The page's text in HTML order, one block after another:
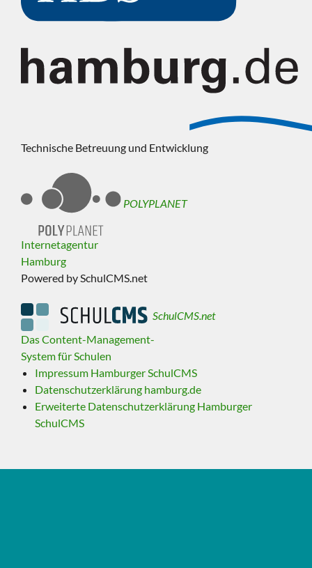
Technische Betreuung und Entwicklung
POLYPLANET
Internetagentur
Hamburg
Powered by SchulCMS.net
SchulCMS.net
Das Content-Management-
System für Schulen
Impressum Hamburger SchulCMS
Datenschutzerklärung hamburg.de
Erweiterte Datenschutzerklärung Hamburger
SchulCMS